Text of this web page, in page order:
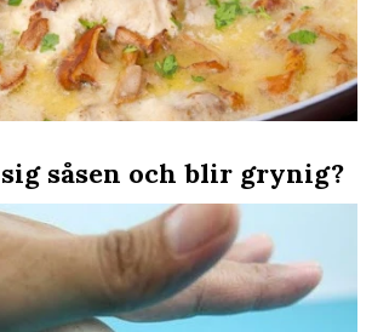
såsen och blir grynig?